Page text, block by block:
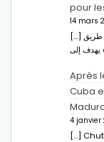
pour
14 mars
[…] الإعلان عن طريق Ahmed Abdel-Latifسفير مصر بالرباط.
Après
Cuba
4 janvier
[…]